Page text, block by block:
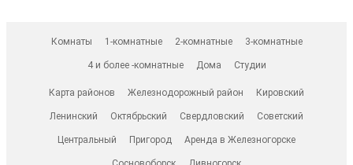
Комнаты 1-комнатные 2-комнатные 3-комнатные
4 и более -комнатные Дома Студии
Карта районов Железнодорожный район Кировский
Ленинский Октябрьский Свердловский Советский
Центральный Пригород Аренда в Железногорске